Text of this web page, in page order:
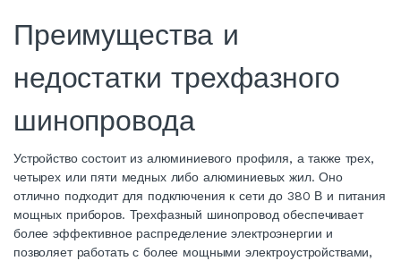
Преимущества и
недостатки трехфазного
шинопровода
Устройство состоит из алюминиевого профиля, а также трех,
четырех или пяти медных либо алюминиевых жил. Оно
отлично подходит для подключения к сети до 380 В и питания
мощных приборов. Трехфазный шинопровод обеспечивает
более эффективное распределение электроэнергии и
позволяет работать с более мощными электроустройствами,